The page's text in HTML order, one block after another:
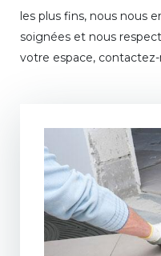
les plus fins, nous nous
soignées et nous
votre espace, contactez-